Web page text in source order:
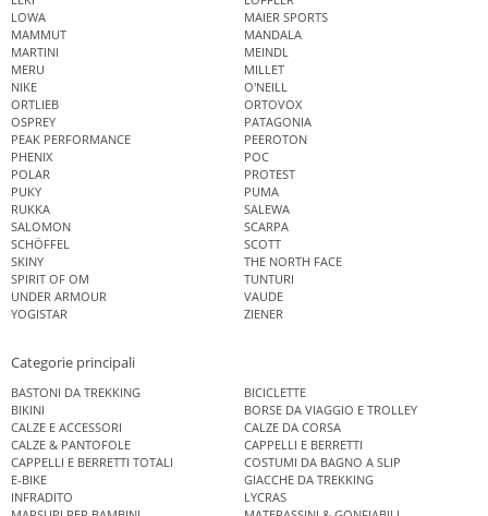
LOWA
MAIER SPORTS
MAMMUT
MANDALA
MARTINI
MEINDL
MERU
MILLET
NIKE
O'NEILL
ORTLIEB
ORTOVOX
OSPREY
PATAGONIA
PEAK PERFORMANCE
PEEROTON
PHENIX
POC
POLAR
PROTEST
PUKY
PUMA
RUKKA
SALEWA
SALOMON
SCARPA
SCHÖFFEL
SCOTT
SKINY
THE NORTH FACE
SPIRIT OF OM
TUNTURI
UNDER ARMOUR
VAUDE
YOGISTAR
ZIENER
Categorie principali
BASTONI DA TREKKING
BICICLETTE
BIKINI
BORSE DA VIAGGIO E TROLLEY
CALZE E ACCESSORI
CALZE DA CORSA
CALZE & PANTOFOLE
CAPPELLI E BERRETTI
CAPPELLI E BERRETTI TOTALI
COSTUMI DA BAGNO A SLIP
E-BIKE
GIACCHE DA TREKKING
INFRADITO
LYCRAS